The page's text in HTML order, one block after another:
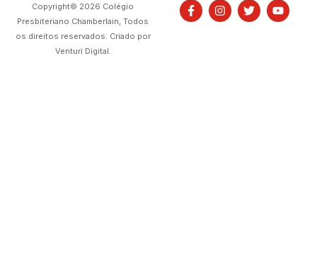
Copyright© 2026 Colégio
Presbiteriano Chamberlain, Todos
os direitos reservados. Criado por
Venturi Digital.